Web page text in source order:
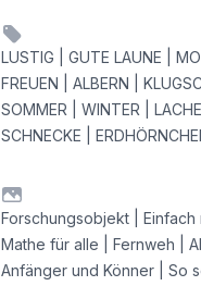
LUSTIG | GUTE LAUNE |
FREUEN | ALBERN |
SOMMER | WINTER |
SCHNECKE |
Forschungsobjekt | Einfach
Mathe für alle | Fernweh |
Anfänger und Könner | So